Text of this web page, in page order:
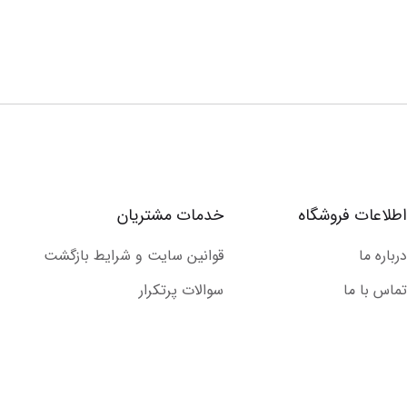
اطلاعات فروشگاه
درباره ما
تماس با ما
خدمات مشتریان
قوانین سایت و شرایط بازگشت
سوالات پرتکرار